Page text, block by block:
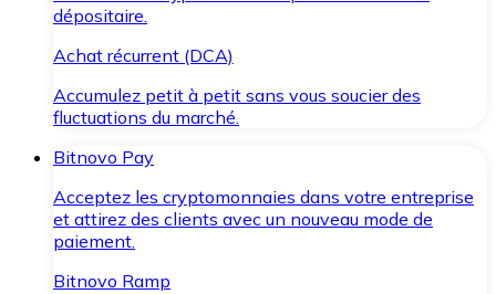
dépositaire.
Achat récurrent (DCA)
Accumulez petit à petit sans vous soucier des
fluctuations du marché.
Bitnovo Pay
Acceptez les cryptomonnaies dans votre entreprise
et attirez des clients avec un nouveau mode de
paiement.
Bitnovo Ramp